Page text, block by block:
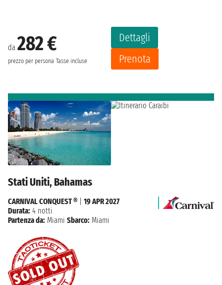
da 282 €
prezzo per persona Tasse incluse
Dettagli
Prenota
Stati Uniti, Bahamas
CARNIVAL CONQUEST ®
19 APR 2027
Durata: 4 notti
Partenza da: Miami Sbarco: Miami